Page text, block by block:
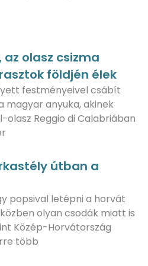
olasz csizma
földjén élek
festményeivel csábít
magyar anyuka, akinek
Reggio di Calabriában
útban a
popsival letépni a horvát
olyan csodák miatt is
Közép-Horvátország
több